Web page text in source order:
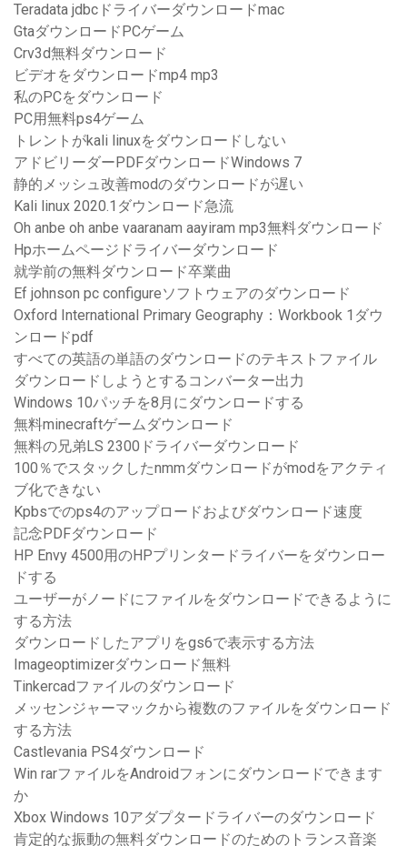
Teradata jdbcドライバーダウンロードmac
GtaダウンロードPCゲーム
Crv3d無料ダウンロード
ビデオをダウンロードmp4 mp3
私のPCをダウンロード
PC用無料ps4ゲーム
トレントがkali linuxをダウンロードしない
アドビリーダーPDFダウンロードWindows 7
静的メッシュ改善modのダウンロードが遅い
Kali linux 2020.1ダウンロード急流
Oh anbe oh anbe vaaranam aayiram mp3無料ダウンロード
Hpホームページドライバーダウンロード
就学前の無料ダウンロード卒業曲
Ef johnson pc configureソフトウェアのダウンロード
Oxford International Primary Geography：Workbook 1ダウ
ンロードpdf
すべての英語の単語のダウンロードのテキストファイル
ダウンロードしようとするコンバーター出力
Windows 10パッチを8月にダウンロードする
無料minecraftゲームダウンロード
無料の兄弟LS 2300ドライバーダウンロード
100％でスタックしたnmmダウンロードがmodをアクティ
ブ化できない
Kpbsでのps4のアップロードおよびダウンロード速度
記念PDFダウンロード
HP Envy 4500用のHPプリンタードライバーをダウンロー
ドする
ユーザーがノードにファイルをダウンロードできるように
する方法
ダウンロードしたアプリをgs6で表示する方法
Imageoptimizerダウンロード無料
Tinkercadファイルのダウンロード
メッセンジャーマックから複数のファイルをダウンロード
する方法
Castlevania PS4ダウンロード
Win rarファイルをAndroidフォンにダウンロードできます
か
Xbox Windows 10アダプタードライバーのダウンロード
肯定的な振動の無料ダウンロードのためのトランス音楽